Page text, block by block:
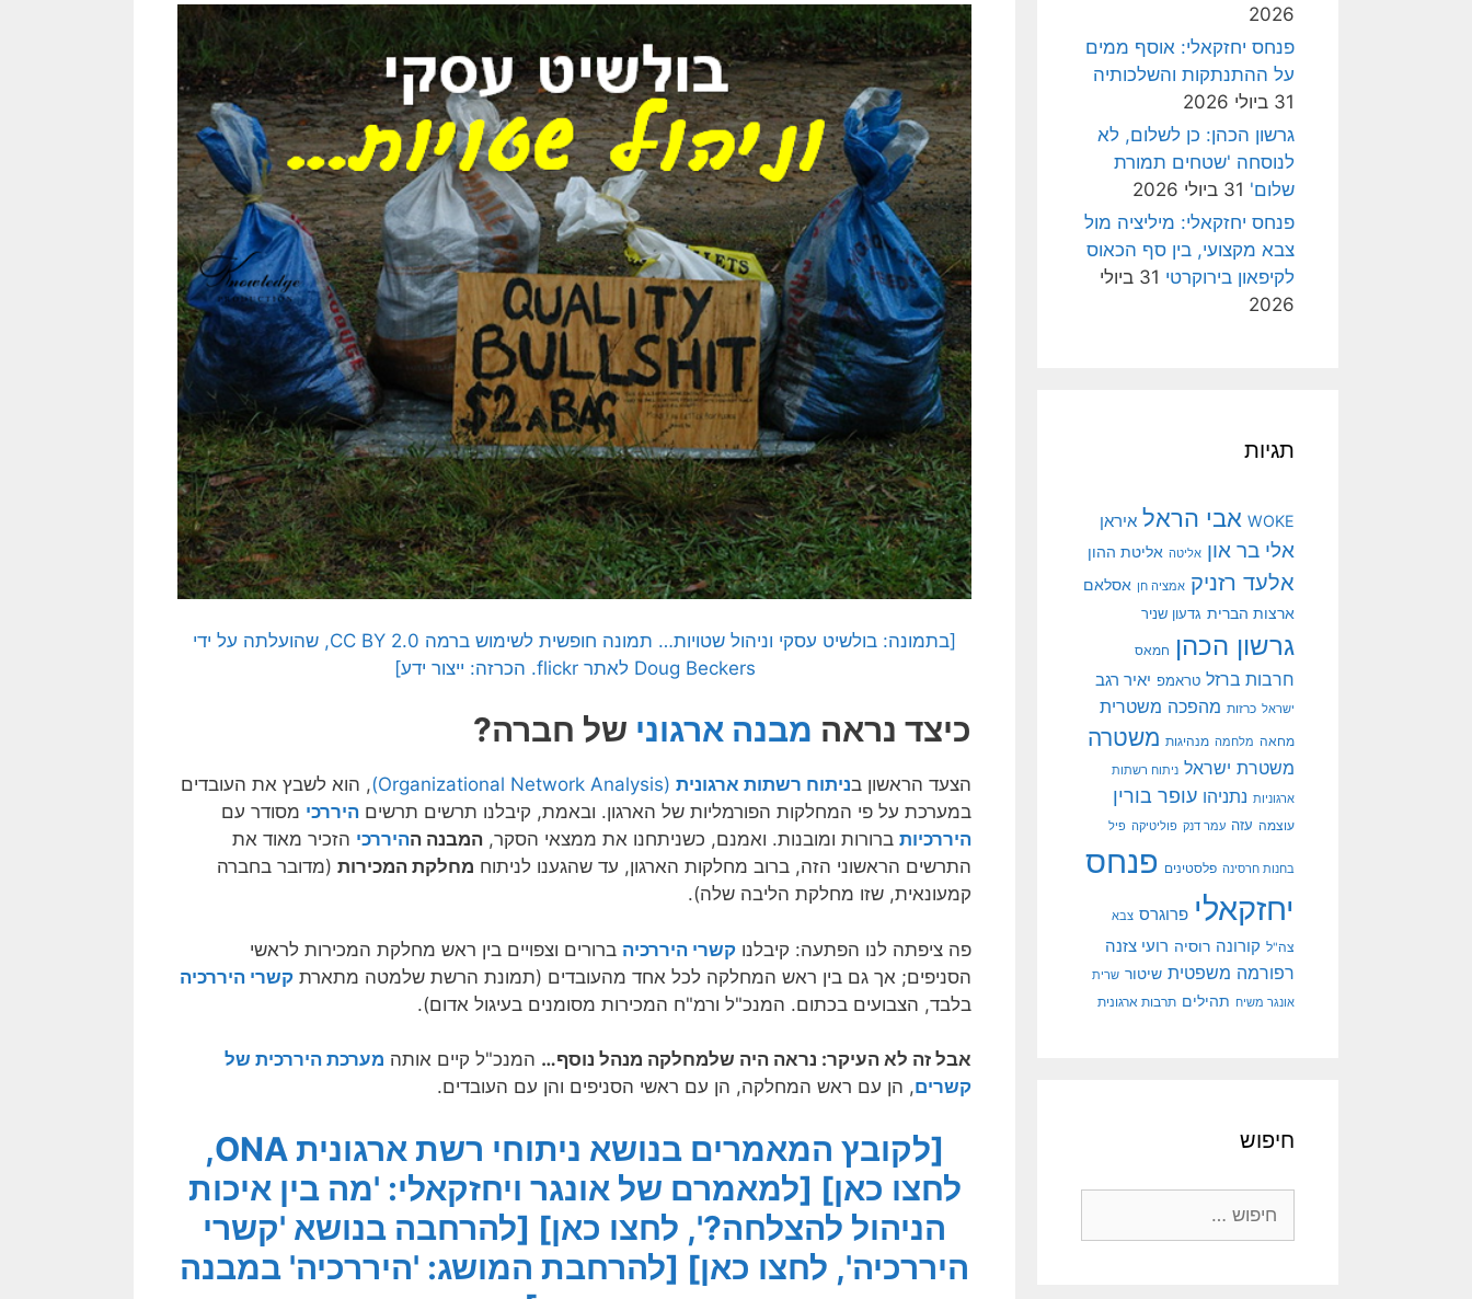
[בתמונה: בולשיט עסקי וניהול שטויות… תמונה חופשית לשימוש ברמה CC BY 2.0, שהועלתה על ידי
Doug Beckers לאתר flickr. הכרזה: ייצור ידע]
כיצד נראה מבנה ארגוני של חברה?
הצעד הראשון בניתוח רשתות ארגונית (Organizational Network Analysis)
, הוא לשבץ את העובדים
במערכת על פי המחלקות הפורמליות של הארגון. ובאמת, קיבלנו תרשים תרשים היררכי מסודר עם
היררכיות ברורות ומובנות. ואמנם, כשניתחנו את ממצאי הסקר, המבנה ההיררכי הזכיר מאוד את
התרשים הראשוני הזה, ברוב מחלקות הארגון, עד שהגענו לניתוח מחלקת המכירות (מדובר בחברה
קמעונאית, שזו מחלקת הליבה שלה).
פה ציפתה לנו הפתעה: קיבלנו קשרי היררכיה ברורים וצפויים בין ראש מחלקת המכירות לראשי
הסניפים; אך גם בין ראש המחלקה לכל אחד מהעובדים (תמונת הרשת שלמטה מתארת קשרי היררכיה
בלבד, הצבועים בכתום. המנכ"ל ורמ"ח המכירות מסומנים בעיגול אדום).
אבל זה לא העיקר: נראה היה שלמחלקה מנהל נוסף… המנכ"ל קיים אותה מערכת היררכית של
קשרים, הן עם ראש המחלקה, הן עם ראשי הסניפים והן עם העובדים.
[לקובץ המאמרים בנושא ניתוחי רשת ארגונית ONA,
לחצו כאן] [למאמרם של אונגר ויחזקאלי: 'מה בין איכות
הניהול להצלחה?', לחצו כאן] [להרחבה בנושא 'קשרי
היררכיה', לחצו כאן] [להרחבת המושג: 'היררכיה' במבנה
2026
פנחס יחזקאלי: אוסף ממים
על ההתנתקות והשלכותיה
31 ביולי 2026
גרשון הכהן: כן לשלום, לא
לנוסחה 'שטחים תמורת
שלום' 31 ביולי 2026
פנחס יחזקאלי: מיליציה מול
צבא מקצועי, בין סף הכאוס
לקיפאון בירוקרטי
31 ביולי
2026
תגיות
WOKE אבי הראל איראן
אלי בר און אליטה אליטת ההון
אלעד רזניק אמציה חן אסלאם
ארצות הברית גדעון שניר
גרשון הכהן חמאס
חרבות ברזל טראמפ יאיר רגב
ישראל כרזות מהפכה משטרית
מחאה מלחמה מנהיגות משטרה
משטרת ישראל ניתוח רשתות
ארגוניות נתניהו עופר בורין
עוצמה עזה עמר דנק פוליטיקה פיל
בחנות חרסינה פלסטינים פנחס
יחזקאלי פרוגרס צבא
צה"ל קורונה רוסיה רועי צזנה
רפורמה משפטית שיטור שרית
אונגר משיח תהילים תרבות ארגונית
חיפוש